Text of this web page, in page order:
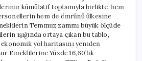
kümülatif toplamıyla birlikte, hem
hem de ömrünü ülkesine
Temmuz zammı büyük ölçüde
ışığında ortaya çıkan bu tablo,
yol haritasını yeniden
Emeklilerine Yüzde 16,60’lık